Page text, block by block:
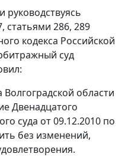
руководствуясь
, статьями 286, 289
кодекса Российской
суд
области
Двенадцатого
суда от 09.12.2010 по
без изменений,